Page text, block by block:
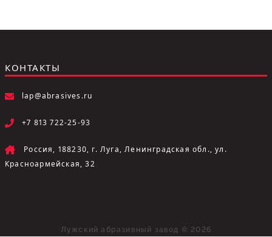
КОНТАКТЫ
lap@abrasives.ru
+7 813 722-25-93
Россия, 188230, г. Луга, Ленинградская обл., ул.
Красноармейская, 32
Лужский абразивный завод © 2026